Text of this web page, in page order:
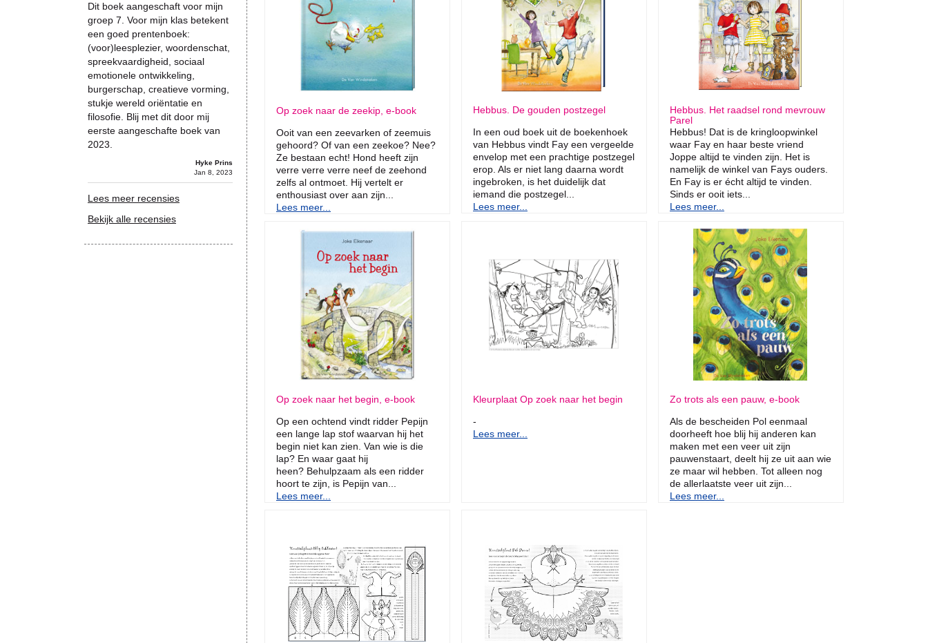
Op zoek naar de zeekip, e-book
Ooit van een zeevarken of zeemuis
gehoord? Of van een zeekoe? Nee?
Ze bestaan echt! Hond heeft zijn
verre verre verre neef de zeehond
zelfs al ontmoet. Hij vertelt er
enthousiast over aan zijn...
Lees meer...
Hebbus. De gouden postzegel
In een oud boek uit de boekenhoek
van Hebbus vindt Fay een vergeelde
envelop met een prachtige postzegel
erop. Als er niet lang daarna wordt
ingebroken, is het duidelijk dat
iemand die postzegel...
Lees meer...
Hebbus. Het raadsel rond mevrouw
Parel
Hebbus! Dat is de kringloopwinkel
waar Fay en haar beste vriend
Joppe altijd te vinden zijn. Het is
namelijk de winkel van Fays ouders.
En Fay is er écht altijd te vinden.
Sinds er ooit iets...
Lees meer...
Op zoek naar het begin, e-book
Op een ochtend vindt ridder Pepijn
een lange lap stof waarvan hij het
begin niet kan zien. Van wie is die
lap? En waar gaat hij
heen? Behulpzaam als een ridder
hoort te zijn, is Pepijn van...
Lees meer...
Kleurplaat Op zoek naar het begin
-
Lees meer...
Zo trots als een pauw, e-book
Als de bescheiden Pol eenmaal
doorheeft hoe blij hij anderen kan
maken met een veer uit zijn
pauwenstaart, deelt hij ze uit aan wie
ze maar wil hebben. Tot alleen nog
de allerlaatste veer uit zijn...
Lees meer...
Dit boek aangeschaft voor mijn
groep 7. Voor mijn klas betekent
een goed prentenboek:
(voor)leesplezier, woordenschat,
spreekvaardigheid, sociaal
emotionele ontwikkeling,
burgerschap, creatieve vorming,
stukje wereld oriëntatie en
filosofie. Blij met dit door mij
eerste aangeschafte boek van
2023.
Hyke Prins
Jan 8, 2023
Lees meer recensies
Bekijk alle recensies